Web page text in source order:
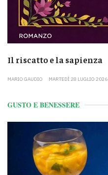
Il riscatto e la sapienza
MARIO GAUDIO MARTEDÌ 28 LUGLIO 2026
GUSTO E BENESSERE